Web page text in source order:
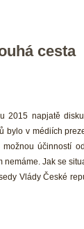
cesta
2015 napjatě
bylo v médiích
účinností
Jak se
Vlády České